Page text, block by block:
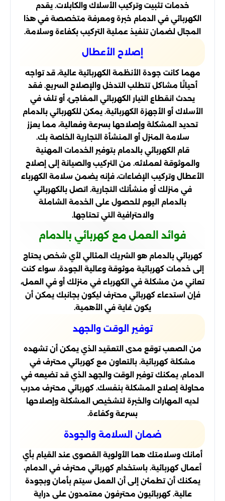
خدمات تثبيت وتركيب الأسلاك والكابلات. يقدم
الكهربائي في الدمام خبرة ومعرفة متخصصة في هذا
المجال لضمان تنفيذ عملية التركيب بكفاءة وسلامة.
إصلاح الأعطال
مهما كانت جودة الأنظمة الكهربائية عالية، قد تواجه
أحيانًا مشاكل تتطلب التدخل والإصلاح السريع. فقد
يحدث انقطاع التيار الكهربائي المفاجئ، أو تلف في
الأسلاك أو الأجهزة الكهربائية. يمكن للكهربائي بالدمام
تحديد المشكلة وإصلاحها بسرعة وفعالية، مما يعزز
سلامة المنزل أو المنشأة التجارية الخاصة بك.
قام الكهربائي بالدمام بتوفير الخدمات المهنية
والموثوقة لعملائه. من التركيب والصيانة إلى إصلاح
الأعطال وتركيب الإضاءات، فإنه يضمن سلامة الكهرباء
في منزلك أو منشأتك التجارية. اتصل بالكهربائي
بالدمام اليوم للحصول على الخدمة الشاملة
والاحترافية التي تحتاجها.
فوائد العمل مع كهربائي بالدمام
كهربائي بالدمام هو الشريك المثالي لأي شخص يحتاج
إلى خدمات كهربائية موثوقة وعالية الجودة. سواء كنت
تعاني من مشكلة في الكهرباء في منزلك أو في العمل،
فإن استدعاء كهربائي محترف ليكون بجانبك يمكن أن
يكون غاية في الأهمية.
توفير الوقت والجهد
من الصعب توقع مدى التعقيد الذي يمكن أن تشهده
مشكلة كهربائية. بالتعاون مع كهربائي محترف في
الدمام، يمكنك توفير الوقت والجهد الذي قد تضيعه في
محاولة إصلاح المشكلة بنفسك. كهربائي محترف مدرب
لديه المهارات والخبرة لتشخيص المشكلة وإصلاحها
بسرعة وكفاءة.
ضمان السلامة والجودة
أمانك وسلامتك هما الأولوية القصوى عند القيام بأي
أعمال كهربائية. باستخدام كهربائي محترف في الدمام،
يمكنك أن تطمئن إلى أن العمل سيتم بأمان وبجودة
عالية. كهربائيون محترفون معتمدون على دراية